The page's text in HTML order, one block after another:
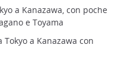
a Kanazawa, con poche
e Toyama
Tokyo a Kanazawa con